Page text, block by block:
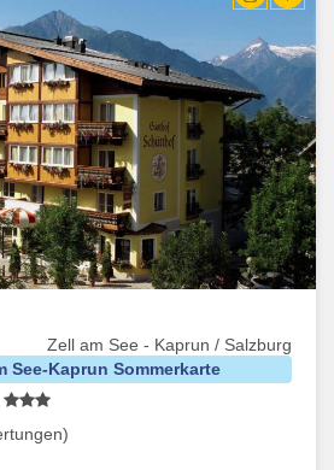
Zell am See - Kaprun / Salzburg
See-Kaprun Sommerkarte